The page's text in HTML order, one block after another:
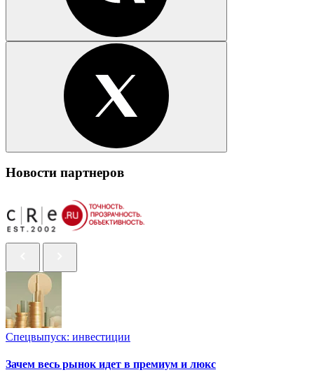
Новости партнеров
Спецвыпуск: инвестиции
Зачем весь рынок идет в премиум и люкс